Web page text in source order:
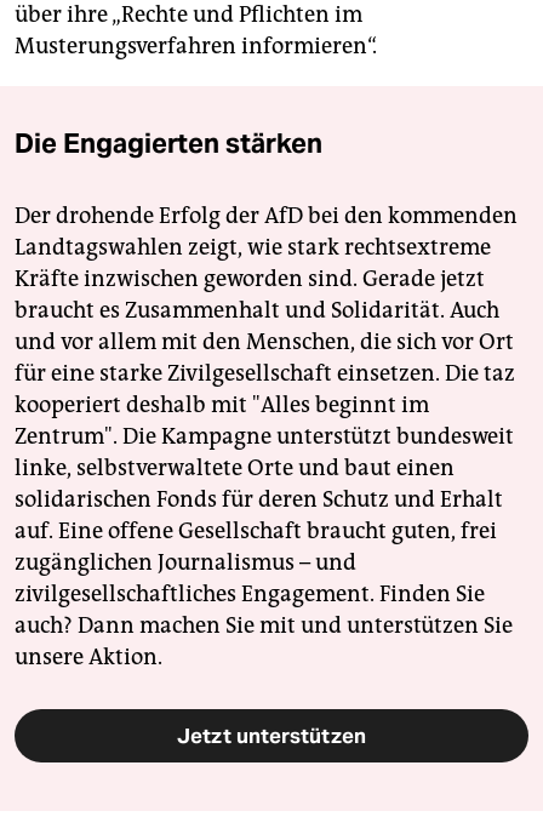
über ihre „Rechte und Pflichten im
Musterungsverfahren informieren“.
Die Engagierten stärken
Der drohende Erfolg der AfD bei den kommenden
Landtagswahlen zeigt, wie stark rechtsextreme
Kräfte inzwischen geworden sind. Gerade jetzt
braucht es Zusammenhalt und Solidarität. Auch
und vor allem mit den Menschen, die sich vor Ort
für eine starke Zivilgesellschaft einsetzen. Die taz
kooperiert deshalb mit "Alles beginnt im
Zentrum". Die Kampagne unterstützt bundesweit
linke, selbstverwaltete Orte und baut einen
solidarischen Fonds für deren Schutz und Erhalt
auf. Eine offene Gesellschaft braucht guten, frei
zugänglichen Journalismus – und
zivilgesellschaftliches Engagement. Finden Sie
auch? Dann machen Sie mit und unterstützen Sie
unsere Aktion.
Jetzt unterstützen